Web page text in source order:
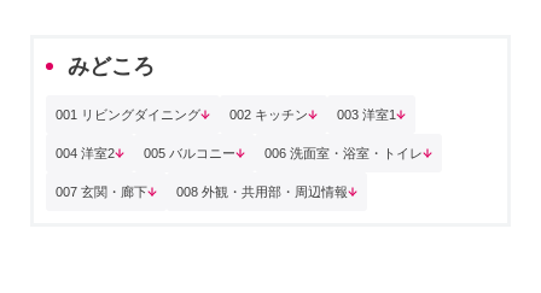
みどころ
001 リビングダイニング 002 キッチン 003 洋室1
004 洋室2 005 バルコニー 006 洗面室・浴室・トイレ
007 玄関・廊下 008 外観・共用部・周辺情報